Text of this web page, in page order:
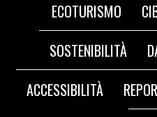
ECOTURISMO
SOSTENIBILITÀ
ACCESSIBILITÀ